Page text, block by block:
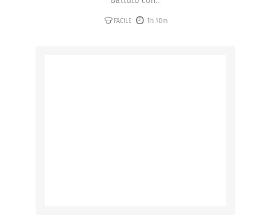
FACILE 1h 10m